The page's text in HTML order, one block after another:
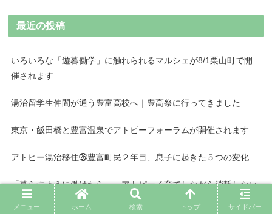
最近の投稿
いろいろな「遊暮働学」に触れられるマルシェが8/1栗山町で開
催されます
湯治留学生仲間が通う豊富高校へ｜豊高祭に行ってきました
東京・飯田橋と豊富温泉でアトピーフォーラムが開催されます
アトピー湯治移住㉖豊富町民２年目、息子に起きた５つの変化
「暮らすように働けたら…」アトピー子育てしながら消耗しない
働き方を考える
メニュー ホーム 検索 トップ サイドバー